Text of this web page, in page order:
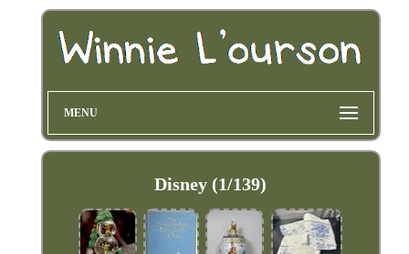
MENU
Disney (1/139)